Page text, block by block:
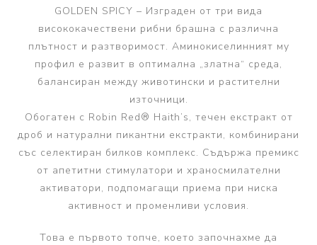
GOLDEN SPICY – Изграден от три вида
висококачествени рибни брашна с различна
плътност и разтворимост. Аминокиселинният му
профил е развит в оптимална „златна“ среда,
балансиран между животински и растителни
източници.
Обогатен с Robin Red® Haith’s, течен екстракт от
дроб и натурални пикантни екстракти, комбинирани
със селектиран билков комплекс. Съдържа премикс
от апетитни стимулатори и храносмилателни
активатори, подпомагащи приема при ниска
активност и променливи условия.
Това е първото топче, което започнахме да